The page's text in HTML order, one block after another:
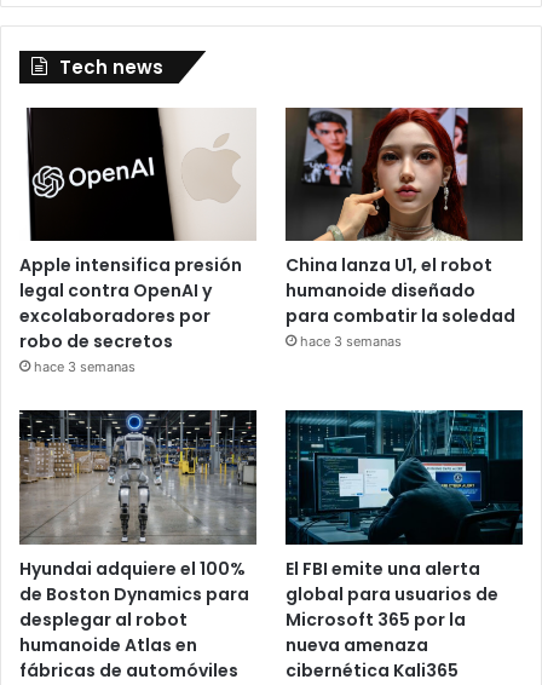
Tech news
Apple intensifica presión
legal contra OpenAI y
excolaboradores por
robo de secretos
hace 3 semanas
China lanza U1, el robot
humanoide diseñado
para combatir la soledad
hace 3 semanas
Hyundai adquiere el 100%
de Boston Dynamics para
desplegar al robot
humanoide Atlas en
fábricas de automóviles
El FBI emite una alerta
global para usuarios de
Microsoft 365 por la
nueva amenaza
cibernética Kali365